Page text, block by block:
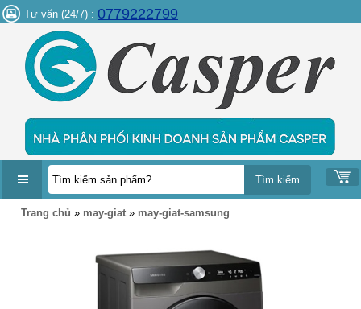
Tư vấn (24/7) : 0779222799
DANH
Trang chủ » may-giat » may-giat-samsung